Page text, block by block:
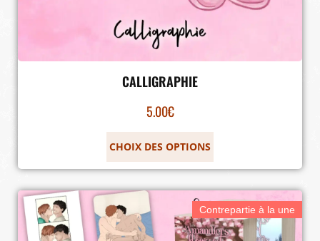
CALLIGRAPHIE
5.00€
CHOIX DES OPTIONS
Contrepartie à la une